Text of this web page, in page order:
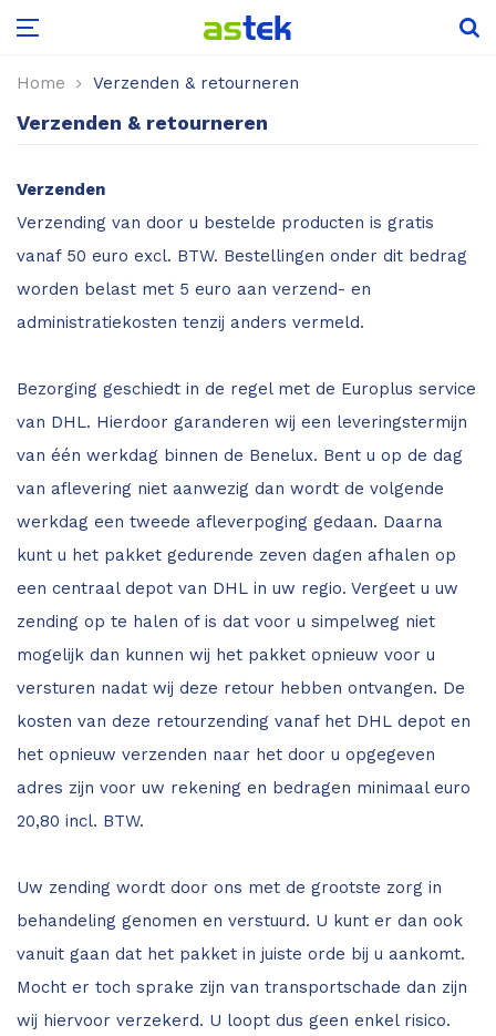
Leica Disto D1
Leica Disto D110
Leica Disto D2
Leica Disto D5
Leica Disto X6
Leica Disto S910
Leica DST360
DISTO Plan app
Leica BLK3D Imager
Leica Rugby 600
Scale Master Pro
Aardingsweerstandmeters
Installatietesters
Isolatieweerstandsmeters
Stroomtangen
Kooldioxide
Glasdiktemeter
Hardglas detector
Glasanalyse sets
Puntlasers
Voordeelsets
Accessoires
Voor hout
Voor boot, camper of caravan
Voor hooi en stro
Voor riet
Voor aarde en grond
Monitoring
Hygrometers
Accessoires
Flir One serie
Flir E-serie
IR-thermometer met warmtebeeld
Home Verzenden & retourneren
Verzenden & retourneren
Verzenden
Verzending van door u bestelde producten is gratis
vanaf 50 euro excl. BTW. Bestellingen onder dit bedrag
worden belast met 5 euro aan verzend- en
administratiekosten tenzij anders vermeld.
Bezorging geschiedt in de regel met de Europlus service
van DHL. Hierdoor garanderen wij een leveringstermijn
van één werkdag binnen de Benelux. Bent u op de dag
van aflevering niet aanwezig dan wordt de volgende
werkdag een tweede afleverpoging gedaan. Daarna
kunt u het pakket gedurende zeven dagen afhalen op
een centraal depot van DHL in uw regio. Vergeet u uw
zending op te halen of is dat voor u simpelweg niet
mogelijk dan kunnen wij het pakket opnieuw voor u
versturen nadat wij deze retour hebben ontvangen. De
kosten van deze retourzending vanaf het DHL depot en
het opnieuw verzenden naar het door u opgegeven
adres zijn voor uw rekening en bedragen minimaal euro
20,80 incl. BTW.
Uw zending wordt door ons met de grootste zorg in
behandeling genomen en verstuurd. U kunt er dan ook
vanuit gaan dat het pakket in juiste orde bij u aankomt.
Mocht er toch sprake zijn van transportschade dan zijn
wij hiervoor verzekerd. U loopt dus geen enkel risico.